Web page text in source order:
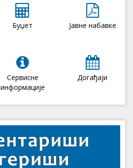
Буџет Јавне набавке
Сервисне
информације
Догађаји